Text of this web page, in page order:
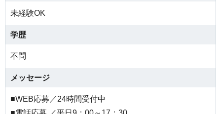
未経験OK
学歴
不問
メッセージ
■WEB応募／24時間受付中